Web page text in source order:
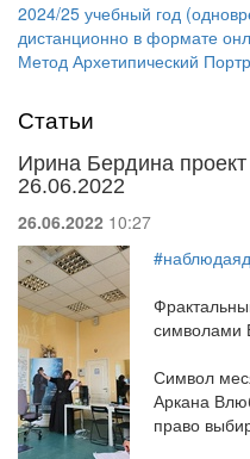
2024/25 учебный год
дистанционно в формате
Метод Архетипический
Статьи
Ирина Бердина
26.06.2022
26.06.2022 10:27
символами
Символ
Аркана
право